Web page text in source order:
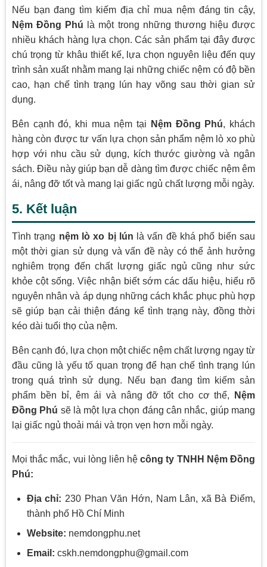
Nếu bạn đang tìm kiếm địa chỉ mua nệm đáng tin cậy,
Nệm Đồng Phú là một trong những thương hiệu được
nhiều khách hàng lựa chọn. Các sản phẩm tại đây được
chú trọng từ khâu thiết kế, lựa chọn nguyên liệu đến quy
trình sản xuất nhằm mang lại những chiếc nệm có độ bền
cao, hạn chế tình trạng lún hay võng sau thời gian sử
dụng.
Bên cạnh đó, khi mua nệm tại Nệm Đồng Phú, khách
hàng còn được tư vấn lựa chọn sản phẩm nệm lò xo phù
hợp với nhu cầu sử dụng, kích thước giường và ngân
sách. Điều này giúp bạn dễ dàng tìm được chiếc nệm êm
ái, nâng đỡ tốt và mang lại giấc ngủ chất lượng mỗi ngày.
5. Kết luận
Tình trạng nệm lò xo bị lún là vấn đề khá phổ biến sau
một thời gian sử dụng và vấn đề này có thể ảnh hưởng
nghiêm trọng đến chất lượng giấc ngủ cũng như sức
khỏe cột sống. Việc nhận biết sớm các dấu hiệu, hiểu rõ
nguyên nhân và áp dụng những cách khắc phục phù hợp
sẽ giúp bạn cải thiện đáng kể tình trạng này, đồng thời
kéo dài tuổi thọ của nệm.
Bên cạnh đó, lựa chọn một chiếc nệm chất lượng ngay từ
đầu cũng là yếu tố quan trọng để hạn chế tình trạng lún
trong quá trình sử dụng. Nếu bạn đang tìm kiếm sản
phẩm bền bỉ, êm ái và nâng đỡ tốt cho cơ thể,
Nệm
Đồng Phú sẽ là một lựa chọn đáng cân nhắc, giúp mang
lại giấc ngủ thoải mái và trọn vẹn hơn mỗi ngày.
Mọi thắc mắc, vui lòng liên hệcông ty TNHH Nệm Đồng
Phú:
Địa chỉ: 230 Phan Văn Hớn, Nam Lân, xã Bà Điểm,
thành phố Hồ Chí Minh
Website: nemdongphu.net
Email: cskh.nemdongphu@gmail.com